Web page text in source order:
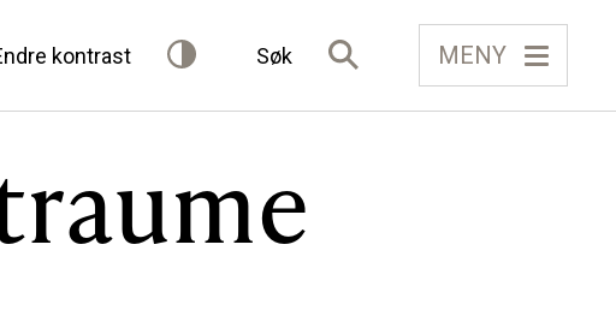
kontrast Søk MENY
FÅ TILGONG